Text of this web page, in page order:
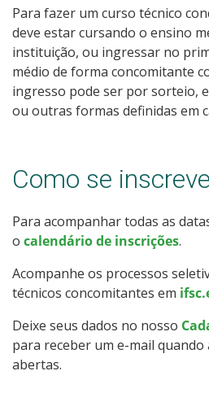
Processo de Inscrição
Cotas
Orientações para comprovação
Para fazer um curso técnico
deve estar cursando o ensino
instituição, ou ingressar no
médio de forma concomitante
ingresso pode ser por sorteio,
ou outras formas definidas em
Como se
Para acompanhar todas as
o calendário de inscrições.
Acompanhe os processos
técnicos concomitantes em
Deixe seus dados no nosso
para receber um e-mail quando
abertas.